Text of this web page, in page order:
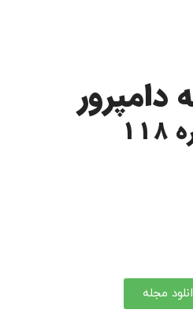
دامپرور
مجله